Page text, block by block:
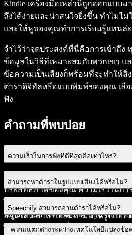
Kindle เครื่องมือเหล่านี้ถูกออกแบบม
ถึงได้ง่ายและน่าสนใจยิ่งขึ้น ทำไมไ
และให้หูของคุณทำการเรียนรู้แทนล่ะ
จำไว้ว่าจุดประสงค์ที่นี่คือการเข้าถึง
ข้อมูลในวิธีที่เหมาะสมกับพวกเขา แ
ข้อความเป็นเสียงก็พร้อมที่จะทำให้สิ่
ตำราดิจิทัลหรือแบบพิมพ์ของคุณ เลือ
ฟัง
คำถามที่พบบ่อย
ความเร็วในการฟังที่ดีที่สุดคือเท่าไหร่?
การฟังด้วยความเร็วสูงเป็นวิธีที่ยอดเ
ประสิทธิภาพของคุณ ความเร็วในกา
สำหรับการเรียนรู้คือไม่เกิน 210 คำ
ที่สูงกว่านี้อาจทำให้รำคาญมากกว่า
สามารถเข้าใจคำที่ถูกอ่านได้มากนั
สามารถหาตำราในรูปแบบเสียงได้หรือไม่?
ได้ คุณสามารถหาตำราหลายเล่มใน
ออนไลน์ สำหรับเล่มที่ไม่มีในรูปแบบ
แบบเสียงผ่าน TTS เช่น Speechify
Speechify สามารถอ่านตำราได้หรือไม่?
ได้! Speechify เป็นเครื่องอ่านเสียงต
ความแตกต่างระหว่างเทคโนโลยีแปลงข้อ